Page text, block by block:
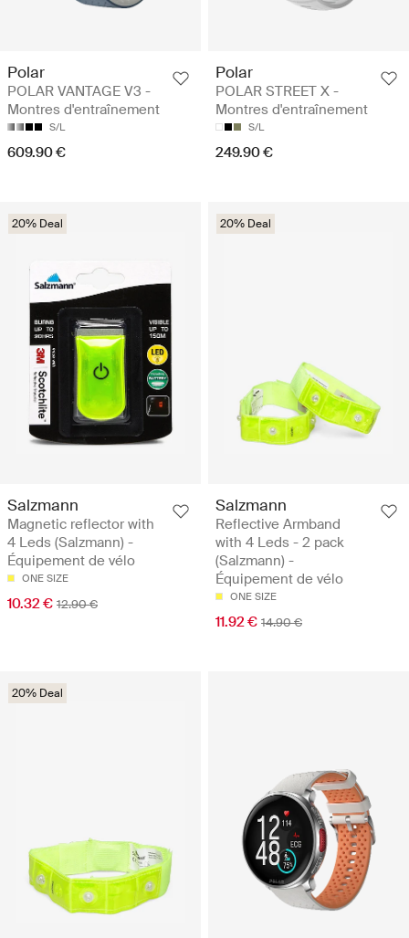
Polar
POLAR VANTAGE V3 -
Montres d'entraînement
S/L
609.90 €
Polar
POLAR STREET X -
Montres d'entraînement
S/L
249.90 €
20% Deal
Salzmann
Magnetic reflector with
4 Leds (Salzmann) -
Équipement de vélo
ONE SIZE
10.32 € 12.90 €
20% Deal
Salzmann
Reflective Armband
with 4 Leds - 2 pack
(Salzmann) -
Équipement de vélo
ONE SIZE
11.92 € 14.90 €
20% Deal